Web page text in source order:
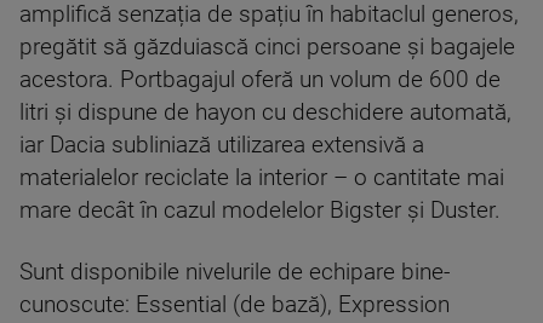
amplifică senzația de spațiu în habitaclul generos,
pregătit să găzduiască cinci persoane și bagajele
acestora. Portbagajul oferă un volum de 600 de
litri și dispune de hayon cu deschidere automată,
iar Dacia subliniază utilizarea extensivă a
materialelor reciclate la interior – o cantitate mai
mare decât în ​​cazul modelelor Bigster și Duster.
Sunt disponibile nivelurile de echipare bine-
cunoscute: Essential (de bază), Expression